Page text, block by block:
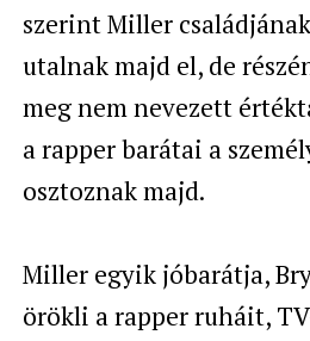
szerint Miller
utalnak majd el, de
meg nem nevezett
a rapper barátai a
osztoznak majd.
Miller egyik jóbarátja,
örökli a rapper ruháit,